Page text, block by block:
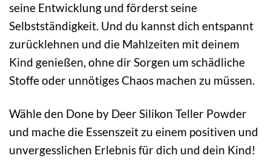
seine Entwicklung und förderst seine
Selbstständigkeit. Und du kannst dich entspannt
zurücklehnen und die Mahlzeiten mit deinem
Kind genießen, ohne dir Sorgen um schädliche
Stoffe oder unnötiges Chaos machen zu müssen.
Wähle den Done by Deer Silikon Teller Powder
und mache die Essenszeit zu einem positiven und
unvergesslichen Erlebnis für dich und dein Kind!